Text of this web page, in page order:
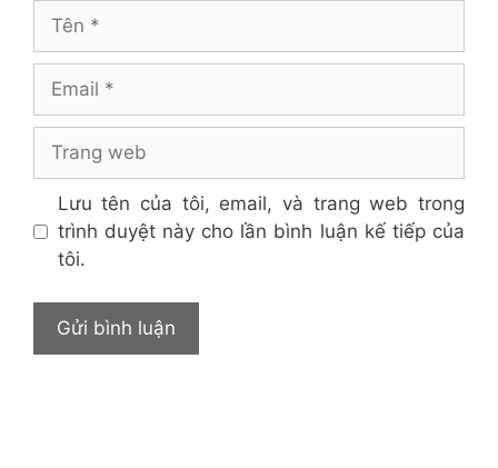
Tên
Email
Trang
Lưu tên của tôi, email, và trang web trong
trình duyệt này cho lần bình luận kế tiếp của
tôi.